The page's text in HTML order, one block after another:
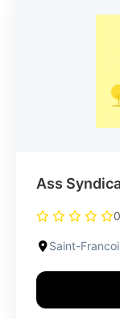
Ass
Saint-